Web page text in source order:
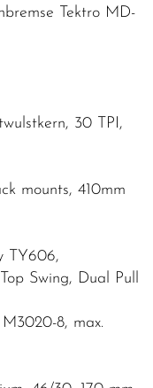
Tektro MD-
30 TPI,
mounts, 410mm
TY606,
Swing, Dual Pull
8, max.